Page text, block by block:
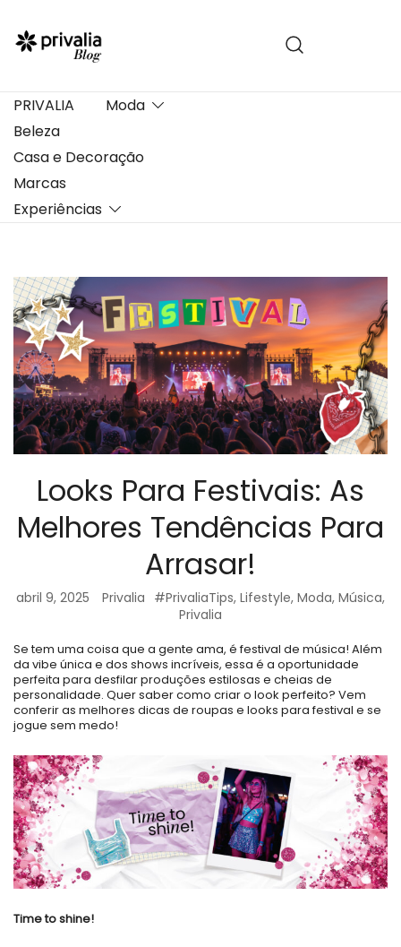
conteúdo
PRIVALIA
Moda
Beleza
Casa e Decoração
Marcas
Experiências
Looks Para Festivais: As
Melhores Tendências Para
Arrasar!
abril 9, 2025 Privalia #PrivaliaTips, Lifestyle, Moda, Música,
Privalia
Se tem uma coisa que a gente ama, é festival de música! Além
da vibe única e dos shows incríveis, essa é a oportunidade
perfeita para desfilar produções estilosas e cheias de
personalidade. Quer saber como criar o look perfeito? Vem
conferir as melhores dicas de roupas e looks para festival e se
jogue sem medo!
Time to shine!